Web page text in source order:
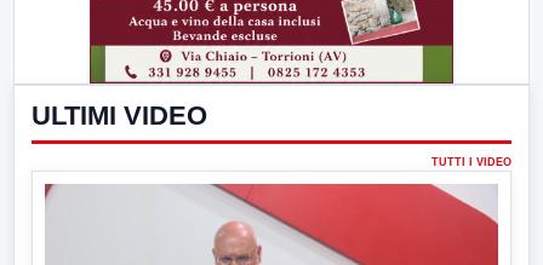
ULTIMI VIDEO
TUTTI I VIDEO